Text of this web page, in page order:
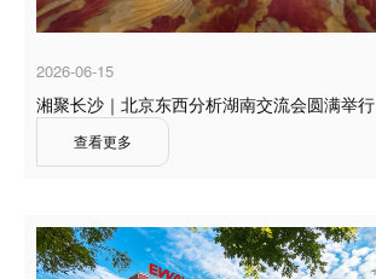
2026-06-15
湘聚长沙｜北京东西分析湖南交流会圆满举行
查看更多